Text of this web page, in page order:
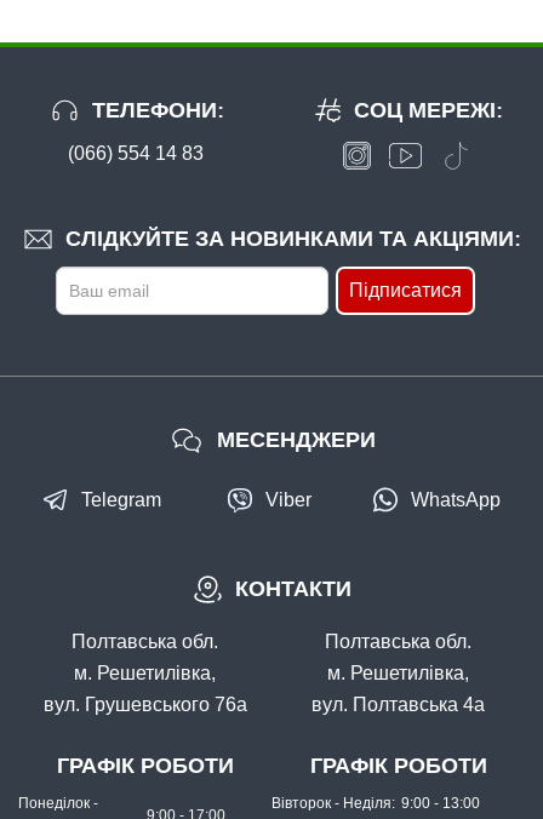
ТЕЛЕФОНИ:
(066) 554 14 83
СЛІДКУЙТЕ ЗА НОВИНКАМИ ТА АКЦІЯМИ:
Підписатися
СОЦ МЕРЕЖІ:
КОНТАКТИ
Полтавська обл.
м. Решетилівка,
вул. Грушевського 76а
ГРАФІК РОБОТИ
Понеділок -
Полтавська обл.
м. Решетилівка,
вул. Полтавська 4а
ГРАФІК РОБОТИ
Вівторок - Неділя: 9:00 - 13:00
МЕСЕНДЖЕРИ
Telegram Viber WhatsApp